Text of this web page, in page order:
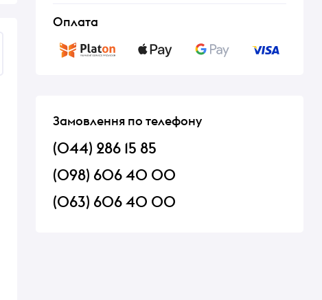
Олейна
Оплата
Замовлення по телефону
(044) 286 15 85
(098) 606 40 00
(063) 606 40 00